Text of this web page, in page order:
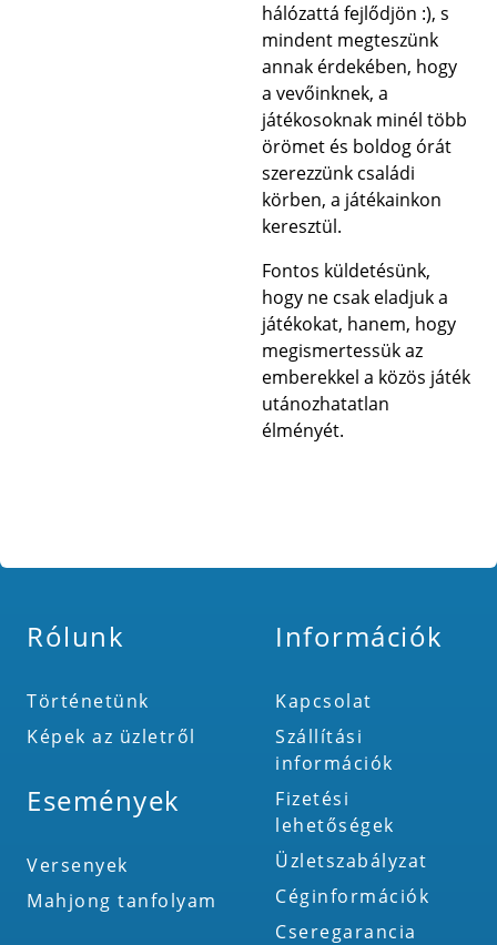
hálózattá fejlődjön :), s
mindent megteszünk
annak érdekében, hogy
a vevőinknek, a
játékosoknak minél több
örömet és boldog órát
szerezzünk családi
körben, a játékainkon
keresztül.
Fontos küldetésünk,
hogy ne csak eladjuk a
játékokat, hanem, hogy
megismertessük az
emberekkel a közös játék
utánozhatatlan
élményét.
Rólunk
Történetünk
Képek az üzletről
Események
Versenyek
Mahjong tanfolyam
Információk
Kapcsolat
Szállítási
információk
Fizetési
lehetőségek
Üzletszabályzat
Céginformációk
Cseregarancia